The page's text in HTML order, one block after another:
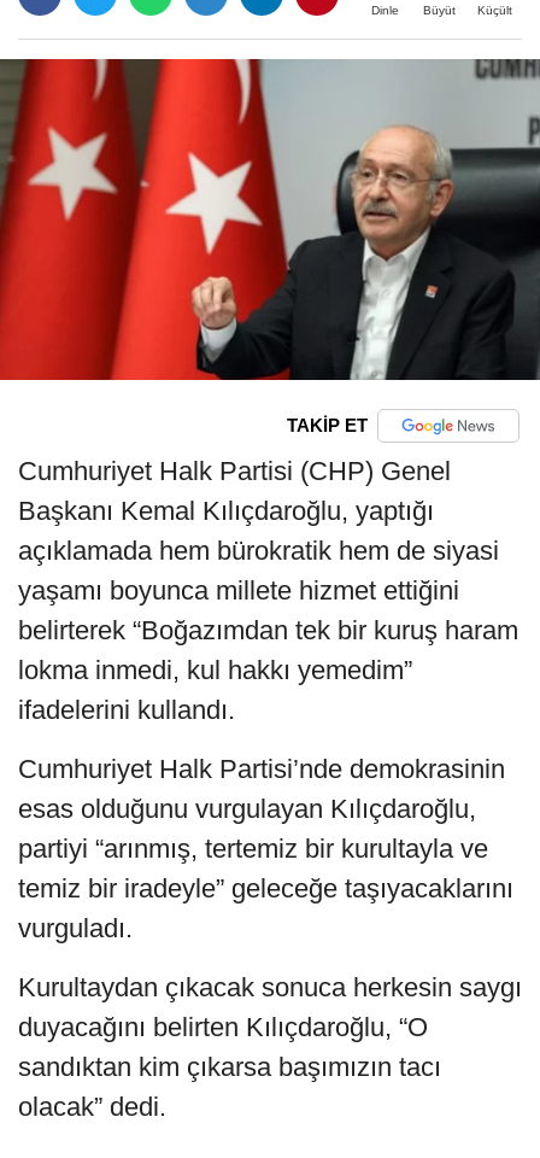
Dinle Büyüt Küçült
TAKİP ET
Cumhuriyet Halk Partisi (CHP) Genel
Başkanı Kemal Kılıçdaroğlu, yaptığı
açıklamada hem bürokratik hem de siyasi
yaşamı boyunca millete hizmet ettiğini
belirterek “Boğazımdan tek bir kuruş haram
lokma inmedi, kul hakkı yemedim”
ifadelerini kullandı.
Cumhuriyet Halk Partisi’nde demokrasinin
esas olduğunu vurgulayan Kılıçdaroğlu,
partiyi “arınmış, tertemiz bir kurultayla ve
temiz bir iradeyle” geleceğe taşıyacaklarını
vurguladı.
Kurultaydan çıkacak sonuca herkesin saygı
duyacağını belirten Kılıçdaroğlu, “O
sandıktan kim çıkarsa başımızın tacı
olacak” dedi.